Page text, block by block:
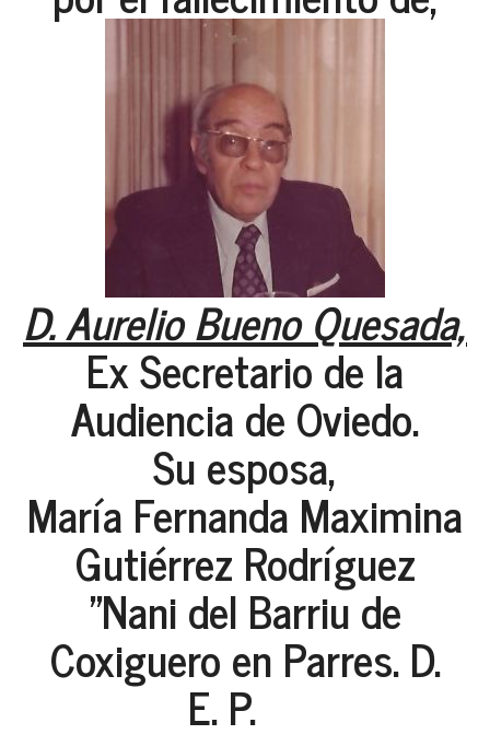
D. Aurelio Bueno Quesada,
Ex Secretario de la
Audiencia de Oviedo.
Su esposa,
María Fernanda Maximina
Gutiérrez Rodríguez
"Nani del Barriu de
Coxiguero en Parres. D.
E. P.